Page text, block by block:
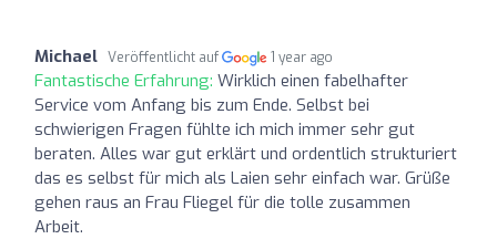
Michael Veröffentlicht auf 1 year ago
Fantastische Erfahrung: Wirklich einen fabelhafter
Service vom Anfang bis zum Ende. Selbst bei
schwierigen Fragen fühlte ich mich immer sehr gut
beraten. Alles war gut erklärt und ordentlich strukturiert
das es selbst für mich als Laien sehr einfach war. Grüße
gehen raus an Frau Fliegel für die tolle zusammen
Arbeit.